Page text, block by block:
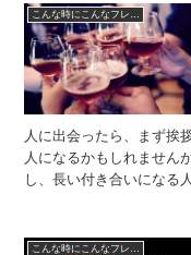
人に出会ったら、まず挨
人になるかもしれません
し、長い付き合いになる